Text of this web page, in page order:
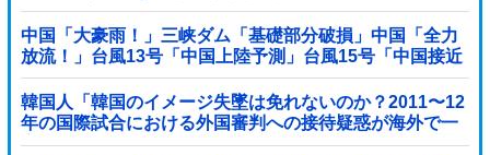
中国「大豪雨！」三峡ダム「基礎部分破損」中国「全力
放流！」台風13号「中国上陸予測」台風15号「中国接近
（画像」中国「台風同時上陸！（穀物生産が壊滅危機」
→
韓国人「韓国のイメージ失墜は免れないのか？2011〜12
年の国際試合における外国審判への接待疑惑が海外で一
斉に報じられる‥」